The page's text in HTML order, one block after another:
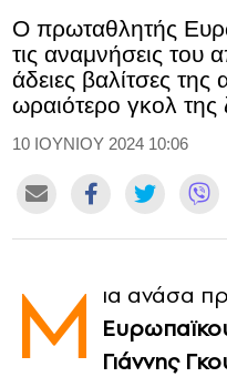
MEDIALAND
DRIVE
DIA Y NOCHE
ADVERTISE
Ο πρωταθλητής
τις αναμνήσεις του
άδειες βαλίτσες
ωραιότερο γκολ της
10 ΙΟΥΝΙΟΥ 2024 10:06
Μ ια ανάσα
Γιάννης